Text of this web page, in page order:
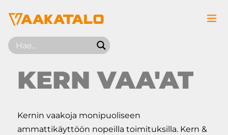
KERN VAA'AT
Kernin vaakoja monipuoliseen
ammattikäyttöön nopeilla toimituksilla. Kern &